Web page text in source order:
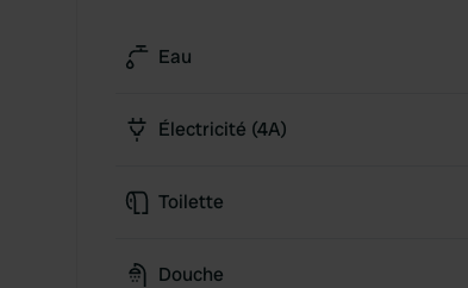
Eau
Électricité (4A)
Toilette
Douche